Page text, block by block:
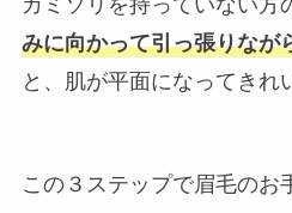
カミソリを持っていない方
みに向かって引っ張りなが
と、肌が平面になってきれ
この３ステップで眉毛のお